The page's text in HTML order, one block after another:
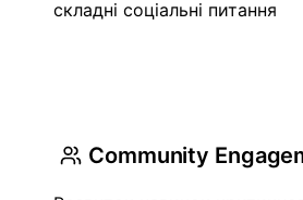
складні соціальні питання
Community